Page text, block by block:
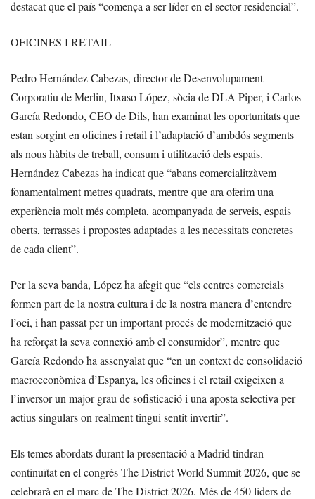
destacat que el país “comença a ser líder en el sector residencial”.
OFICINES I RETAIL
Pedro Hernández Cabezas, director de Desenvolupament
Corporatiu de Merlin, Itxaso López, sòcia de DLA Piper, i Carlos
García Redondo, CEO de Dils, han examinat les oportunitats que
estan sorgint en oficines i retail i l’adaptació d’ambdós segments
als nous hàbits de treball, consum i utilització dels espais.
Hernández Cabezas ha indicat que “abans comercialitzàvem
fonamentalment metres quadrats, mentre que ara oferim una
experiència molt més completa, acompanyada de serveis, espais
oberts, terrasses i propostes adaptades a les necessitats concretes
de cada client”.
Per la seva banda, López ha afegit que “els centres comercials
formen part de la nostra cultura i de la nostra manera d’entendre
l’oci, i han passat per un important procés de modernització que
ha reforçat la seva connexió amb el consumidor”, mentre que
García Redondo ha assenyalat que “en un context de consolidació
macroeconòmica d’Espanya, les oficines i el retail exigeixen a
l’inversor un major grau de sofisticació i una aposta selectiva per
actius singulars on realment tingui sentit invertir”.
Els temes abordats durant la presentació a Madrid tindran
continuïtat en el congrés The District World Summit 2026, que se
celebrarà en el marc de The District 2026. Més de 450 líders de